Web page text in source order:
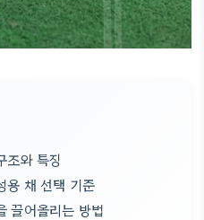
조와 특징
용 채 선택 기준
끌어올리는 방법